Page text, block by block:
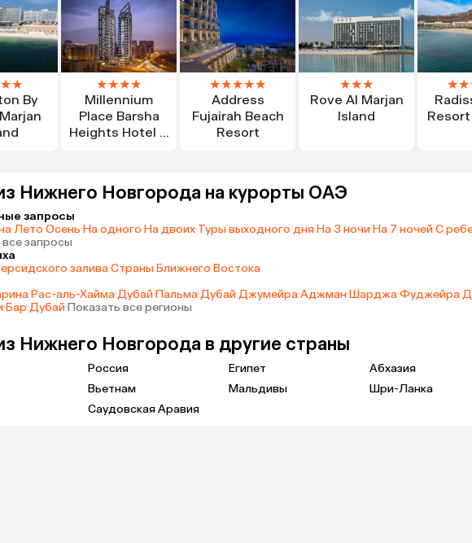
★★
By
★★★★
Millennium
Place Barsha
Heights Hotel &
★★★★★
Address
Fujairah Beach
Resort
★★★
Rove Al Marjan
Island
★★
Resort
Нижнего Новгорода на курорты ОАЭ
запросы
·Лето·Осень·На одного·На двоих·Туры выходного дня·На 3 ночи·На 7 ночей·С
запросы
залива·Страны Ближнего Востока
·Рас-аль-Хайма·Дубай Пальма·Дубай Джумейра·Аджман·Шарджа·Фуджейра·
·Бар Дубай·Показать все регионы
Нижнего Новгорода в другие страны
Россия Египет
Абхазия
Вьетнам Мальдивы
Шри-Ланка
Саудовская Аравия